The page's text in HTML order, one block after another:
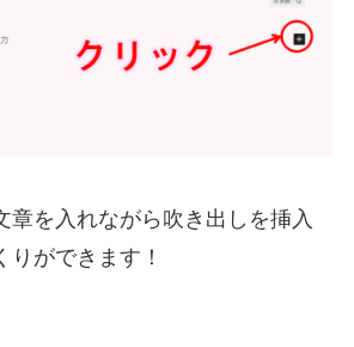
章を入れながら吹き出しを挿入
りができます！